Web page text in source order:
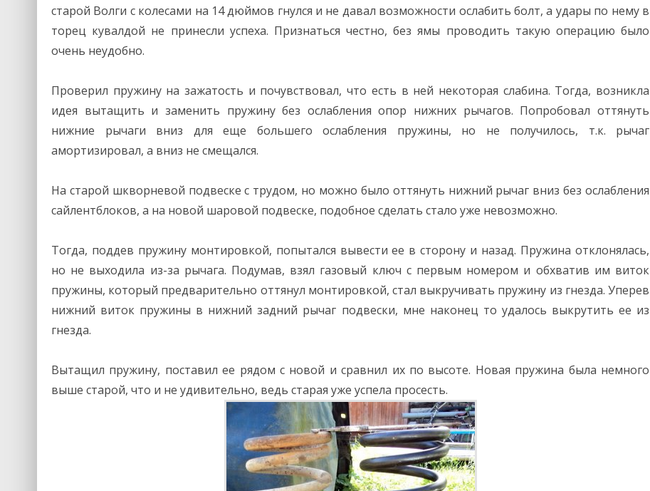
старой Волги с колесами на 14 дюймов гнулся и не давал возможности ослабить болт, а удары по нему в
торец кувалдой не принесли успеха. Признаться честно, без ямы проводить такую операцию было
очень неудобно.
Проверил пружину на зажатость и почувствовал, что есть в ней некоторая слабина. Тогда, возникла
идея вытащить и заменить пружину без ослабления опор нижних рычагов. Попробовал оттянуть
нижние рычаги вниз для еще большего ослабления пружины, но не получилось, т.к. рычаг
амортизировал, а вниз не смещался.
На старой шкворневой подвеске с трудом, но можно было оттянуть нижний рычаг вниз без ослабления
сайлентблоков, а на новой шаровой подвеске, подобное сделать стало уже невозможно.
Тогда, поддев пружину монтировкой, попытался вывести ее в сторону и назад. Пружина отклонялась,
но не выходила из-за рычага. Подумав, взял газовый ключ с первым номером и обхватив им виток
пружины, который предварительно оттянул монтировкой, стал выкручивать пружину из гнезда. Уперев
нижний виток пружины в нижний задний рычаг подвески, мне наконец то удалось выкрутить ее из
гнезда.
Вытащил пружину, поставил ее рядом с новой и сравнил их по высоте. Новая пружина была немного
выше старой, что и не удивительно, ведь старая уже успела просесть.